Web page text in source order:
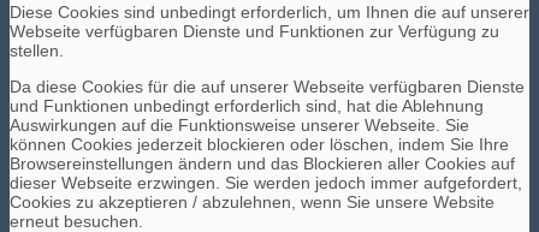
Diese Cookies sind unbedingt erforderlich, um Ihnen die auf unserer
Webseite verfügbaren Dienste und Funktionen zur Verfügung zu
stellen.
Da diese Cookies für die auf unserer Webseite verfügbaren Dienste
und Funktionen unbedingt erforderlich sind, hat die Ablehnung
Auswirkungen auf die Funktionsweise unserer Webseite. Sie
können Cookies jederzeit blockieren oder löschen, indem Sie Ihre
Browsereinstellungen ändern und das Blockieren aller Cookies auf
dieser Webseite erzwingen. Sie werden jedoch immer aufgefordert,
Cookies zu akzeptieren / abzulehnen, wenn Sie unsere Website
erneut besuchen.